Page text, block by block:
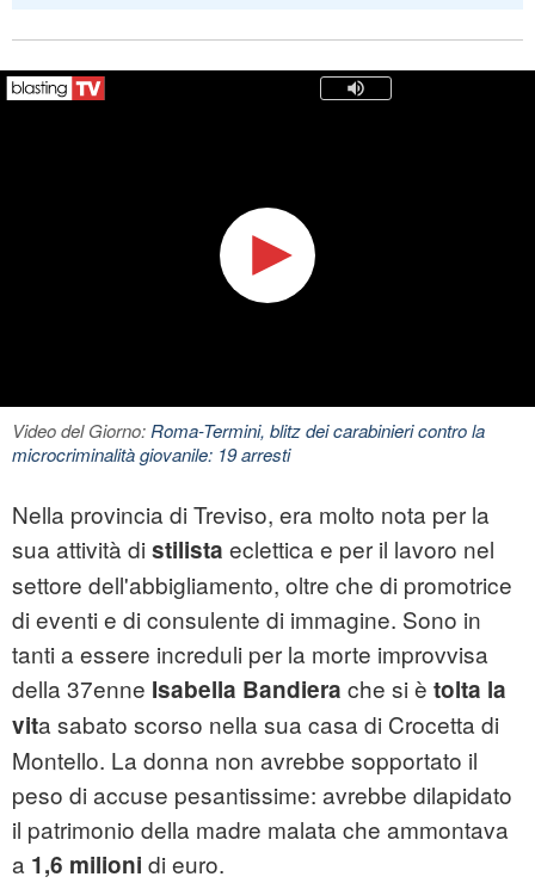
Video del Giorno:Roma-Termini, blitz dei carabinieri contro la
microcriminalità giovanile: 19 arresti
Nella provincia di Treviso, era molto nota per la
sua attività di stilista eclettica e per il lavoro nel
settore dell'abbigliamento, oltre che di promotrice
di eventi e di consulente di immagine. Sono in
tanti a essere increduli per la morte improvvisa
della 37enne Isabella Bandiera che si è tolta la
vita sabato scorso nella sua casa di Crocetta di
Montello. La donna non avrebbe sopportato il
peso di accuse pesantissime: avrebbe dilapidato
il patrimonio della madre malata che ammontava
a 1,6 milioni di euro.